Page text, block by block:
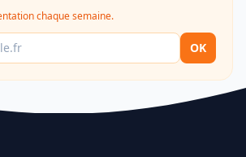
chaque semaine.
OK